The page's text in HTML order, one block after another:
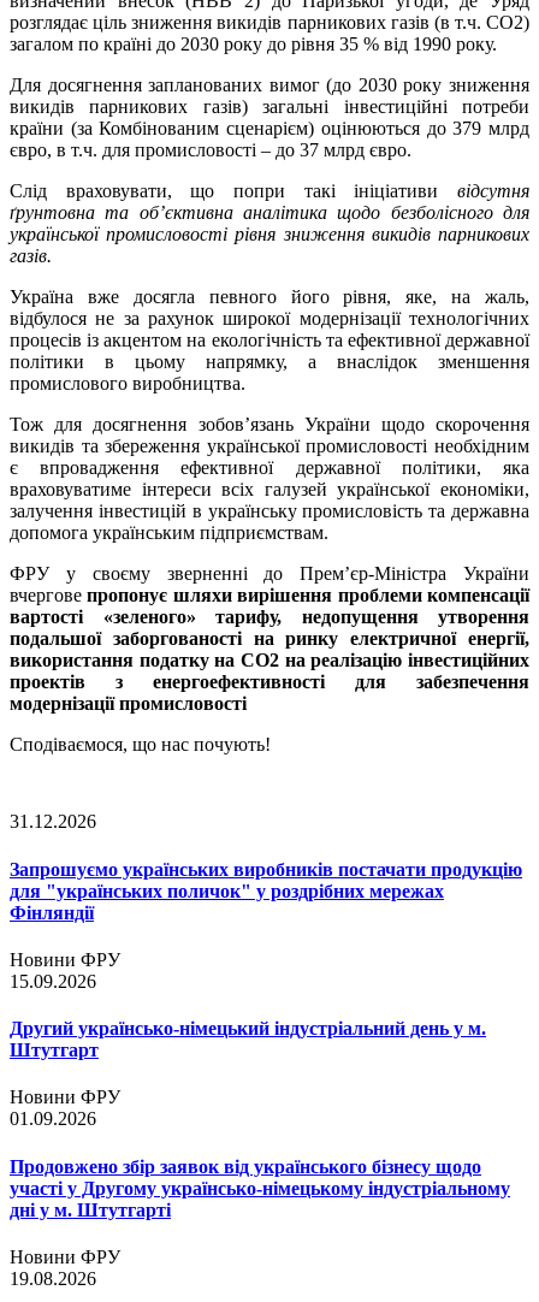
розглядає ціль зниження викидів парникових газів (в т.ч. СО2)
загалом по країні до 2030 року до рівня 35 % від 1990 року.
Для досягнення запланованих вимог (до 2030 року зниження
викидів парникових газів) загальні інвестиційні потреби
країни (за Комбінованим сценарієм) оцінюються до 379 млрд
євро, в т.ч. для промисловості – до 37 млрд євро.
Слід враховувати, що попри такі ініціативи відсутня
ґрунтовна та об’єктивна аналітика щодо безболісного для
української промисловості рівня зниження викидів парникових
газів.
Україна вже досягла певного його рівня, яке, на жаль,
відбулося не за рахунок широкої модернізації технологічних
процесів із акцентом на екологічність та ефективної державної
політики в цьому напрямку, а внаслідок зменшення
промислового виробництва.
Тож для досягнення зобов’язань України щодо скорочення
викидів та збереження української промисловості необхідним
євпровадження ефективної державної політики, яка
враховуватиме інтереси всіх галузей української економіки,
залучення інвестицій в українську промисловість та державна
допомога українським підприємствам.
ФРУ у своєму зверненні до Прем’єр-Міністра України
вчерговепропонує шляхи вирішення проблеми компенсації
вартості «зеленого» тарифу, недопущення утворення
подальшої заборгованості на ринку електричної енергії,
використання податку на СО2 на реалізацію інвестиційних
проектів з енергоефективності для забезпечення
модернізації промисловості
Сподіваємося, що нас почують!
31.12.2026
Запрошуємо українських виробників постачати продукцію
для "українських поличок" у роздрібних мережах
Фінляндії
Новини ФРУ
15.09.2026
Другий українсько-німецький індустріальний день у м.
Штутгарт
Новини ФРУ
01.09.2026
Продовжено збір заявок від українського бізнесу щодо
участі у Другому українсько-німецькому індустріальному
дні у м. Штутгарті
Новини ФРУ
19.08.2026